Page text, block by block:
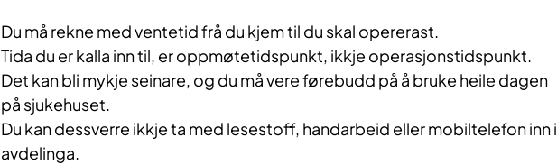
Du må rekne med ventetid frå du kjem til du skal opererast.
Tida du er kalla inn til, er oppmøtetidspunkt, ikkje operasjonstidspunkt.
Det kan bli mykje seinare, og du må vere førebudd på å bruke heile dagen
på sjukehuset.
Du kan dessverre ikkje ta med lesestoff, handarbeid eller mobiltelefon inn i
avdelinga.